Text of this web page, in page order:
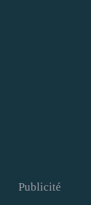
Publicité